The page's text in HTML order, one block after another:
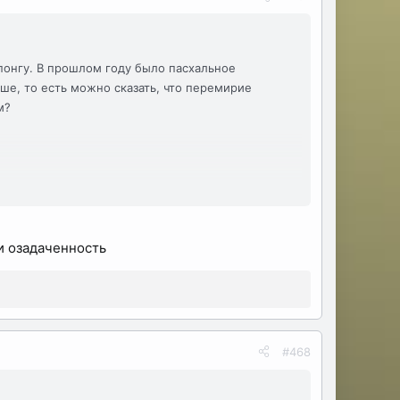
В прошлом году было пасхальное
то есть можно сказать, что перемирие
озадаченность
#468